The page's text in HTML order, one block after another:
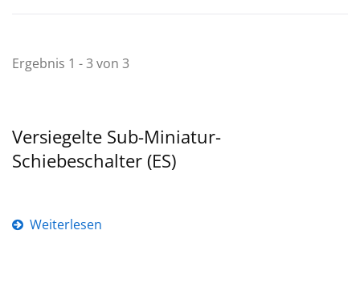
Ergebnis 1 - 3 von 3
Versiegelte Sub-Miniatur-
Schiebeschalter (ES)
Weiterlesen